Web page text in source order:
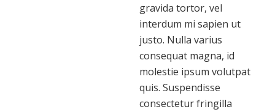
gravida tortor, vel
interdum mi sapien ut
justo. Nulla varius
consequat magna, id
molestie ipsum volutpat
quis. Suspendisse
consectetur fringilla